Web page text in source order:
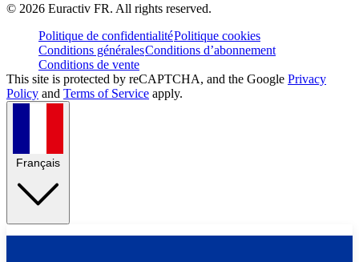
© 2026 Euractiv FR. All rights reserved.
Politique de confidentialitéPolitique cookies
Conditions généralesConditions d’abonnement
Conditions de vente
This site is protected by reCAPTCHA, and the Google Privacy
Policy and Terms of Service apply.
Français